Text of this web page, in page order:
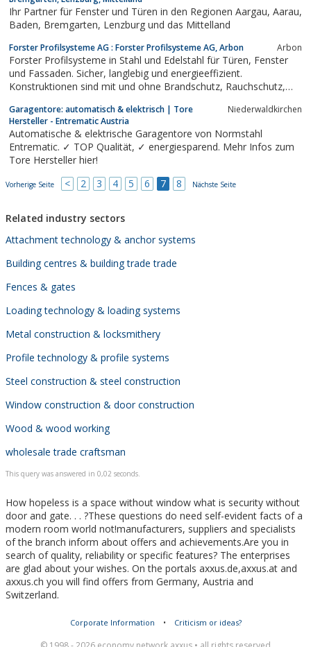
Ihr Partner für Fenster und Türen in den Regionen Aargau, Aarau,
Baden, Bremgarten, Lenzburg und das Mittelland
Forster Profilsysteme AG : Forster Profilsysteme AG, Arbon Arbon
Forster Profilsysteme in Stahl und Edelstahl für Türen, Fenster
und Fassaden. Sicher, langlebig und energieeffizient.
Konstruktionen sind mit und ohne Brandschutz, Rauchschutz,
Garagentore: automatisch & elektrisch | Tore
Hersteller - Entrematic Austria
Niederwaldkirchen
Automatische & elektrische Garagentore von Normstahl
Entrematic. ✓ TOP Qualität, ✓ energiesparend. Mehr Infos zum
Tore Hersteller hier!
Vorherige Seite < 2 3 4 5 6 7 8 Nächste Seite
Related industry sectors
Attachment technology & anchor systems
Building centres & building trade trade
Fences & gates
Loading technology & loading systems
Metal construction & locksmithery
Profile technology & profile systems
Steel construction & steel construction
Window construction & door construction
Wood & wood working
wholesale trade craftsman
This query was answered in 0,02 seconds.
How hopeless is a space without window what is security without
door and gate. . . ?These questions do need self-evident facts of a
modern room world not!manufacturers, suppliers and specialists
of the branch inform about offers and achievements.Are you in
search of quality, reliability or specific features? The enterprises
are glad about your wishes. On the portals axxus.de,axxus.at and
axxus.ch you will find offers from Germany, Austria and
Switzerland.
Corporate Information • Criticism or ideas?